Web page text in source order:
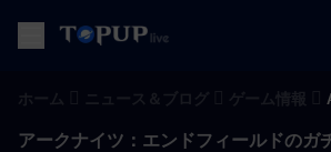
アークナイツ：エンドフィールドのガ